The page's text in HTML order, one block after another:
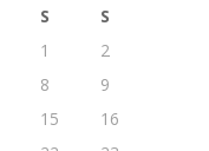
S
S
1
2
8
9
15
16